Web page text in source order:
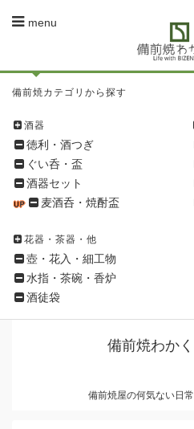
menu
備
焼
シ
ョ
ッ
ン
メ
ニ
ュ
ー
備前焼カテゴリから探す
酒器
徳利・酒つぎ
ぐい呑・盃
酒器セット
麦酒呑・焼酎盃
花器・茶器・他
壺・花入・細工物
水指・茶碗・香炉
酒徒袋
備前焼わか
備前焼屋の何気ない日